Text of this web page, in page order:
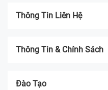
Thông Tin Liên Hệ
Thông Tin & Chính Sách
Đào Tạo